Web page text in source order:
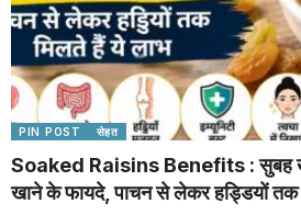
PIN POST सेहत
Soaked Raisins Benefits : सुबह
खाने के फायदे, पाचन से लेकर हड्डियों तक